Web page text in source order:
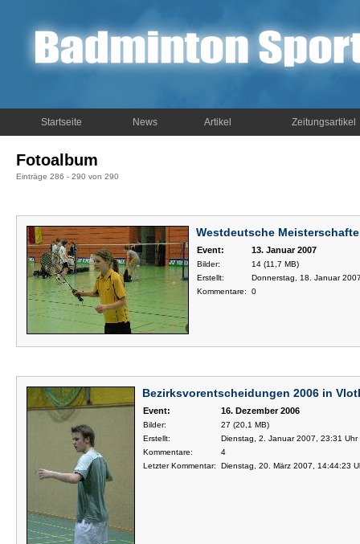
Startseite News Artikel Zeitungsartikel
Fotoalbum
Einträge 286 - 290 von 290
Westdeutsche
Event: 13. Januar 2007
Bilder:
14 (11,7 MB)
Erstellt:
Donnerstag, 18. Januar
Kommentare:
0
Bezirksvorentscheidungen 2006 in
Event: 16. Dezember 2006
Bilder:
27 (20,1 MB)
Erstellt:
Dienstag, 2. Januar 2007, 23:31 Uhr
Kommentare:
4
Letzter Kommentar:
Dienstag, 20. März 2007, 14:44:23